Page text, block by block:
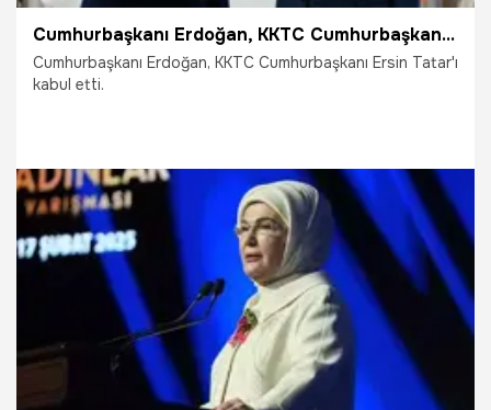
Cumhurbaşkanı Erdoğan, KKTC Cumhurbaşkanı Tatar ile görüştü
Cumhurbaşkanı Erdoğan, KKTC Cumhurbaşkanı Ersin Tatar'ı
kabul etti.
12.03.2025 Gündem